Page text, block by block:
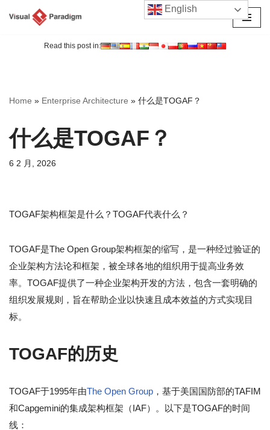
Read this post in:
Home » Enterprise Architecture » 什么是TOGAF？
什么是TOGAF？
6 2 月, 2026
TOGAF架构框架是什么？TOGAF代表什么？
TOGAF是The Open Group架构框架的缩写，是一种经过验证的
企业架构方法论和框架，被全球各地的组织用于提高业务效
率。TOGAF提供了一种企业架构开发的方法，包含一套明确的
组织发展规则，旨在帮助企业以快速且成本效益的方式实现目
标。
TOGAF的历史
TOGAF于1995年由The Open Group ，基于美国国防部的TAFIM
和Capgemini的集成架构框架（IAF）。以下是TOGAF的时间
线：
English